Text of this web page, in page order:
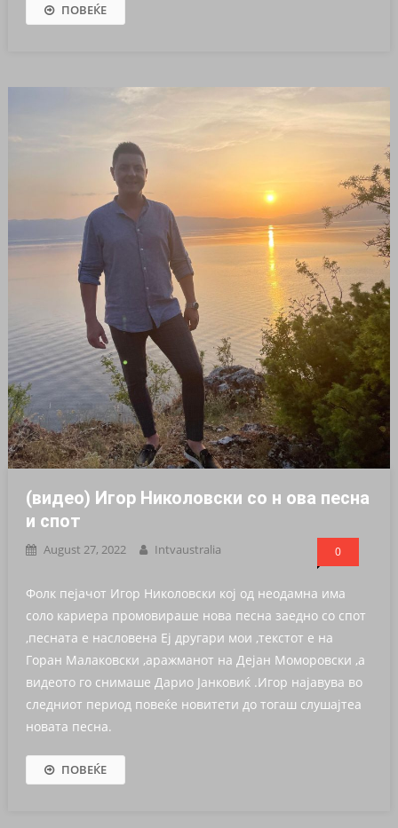
ПОВЕЌЕ
(видео) Игор Николовски со н ова песна
и спот
August 27, 2022 Intvaustralia 0
Фолк пејачот Игор Николовски кој од неодамна има
соло кариера промовираше нова песна заедно со спот
,песната е насловена Еј другари мои ,текстот е на
Горан Малаковски ,аражманот на Дејан Моморовски ,а
видеото го снимаше Дарио Јанковиќ .Игор најавува во
следниот период повеќе новитети до тогаш слушајтеа
новата песна.
ПОВЕЌЕ